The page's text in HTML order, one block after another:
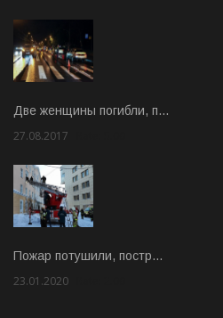
Две женщины погибли, п…
27.08.2017
Пожар потушили, постр…
23.01.2020